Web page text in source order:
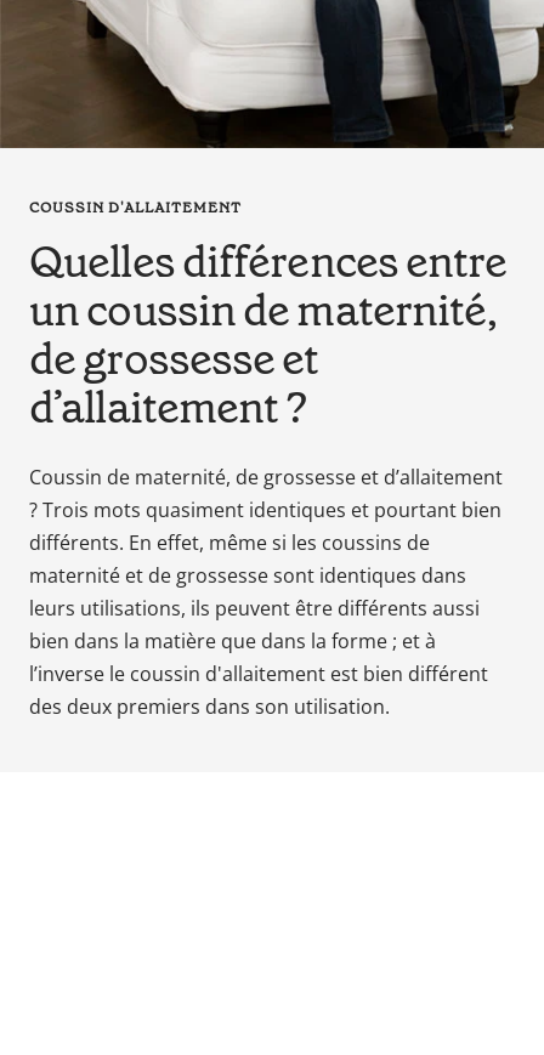
tant
parents
la
grossesse
de
au
bain
avec
Meilleurs
prix
sur
Babyphones,
coussins
maternité
ciel
de
COUSSIN D'ALLAITEMENT
Quelles différences entre
un coussin de maternité,
de grossesse et
d’allaitement ?
Coussin de maternité, de grossesse et d’allaitement
? Trois mots quasiment identiques et pourtant bien
différents. En effet, même si les coussins de
maternité et de grossessesont identiques dans
leurs utilisations, ils peuvent être différents aussi
bien dans la matière que dans la forme ; et à
l’inverse le coussin d'allaitement est bien différent
des deux premiers dans son utilisation.